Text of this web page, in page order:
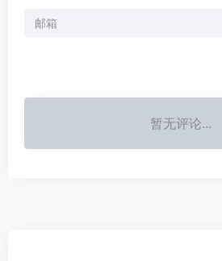
暂无评论...